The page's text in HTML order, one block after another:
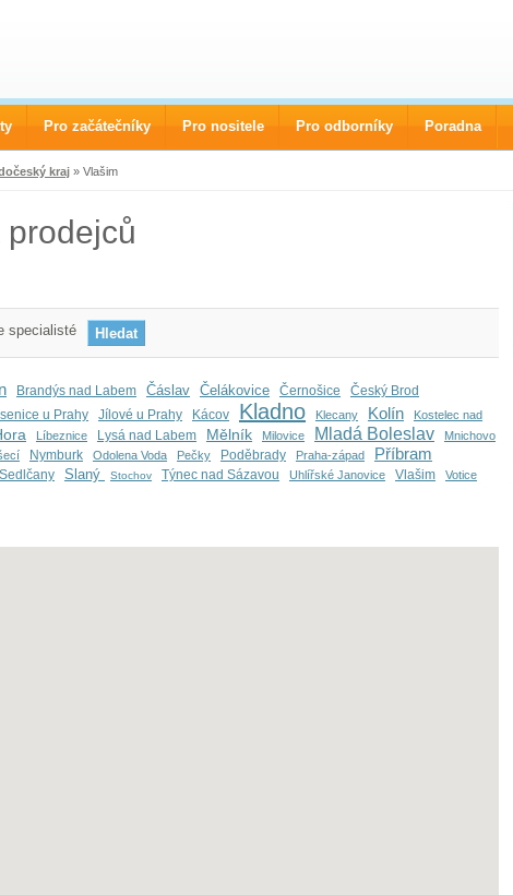
kraj » Vlašim
specialisté
Brandýs nad Labem Čáslav Čelákovice Černošice
Český Brod
u Prahy Jílové u Prahy Kácov Kladno Klecany Kolín
Kostelec nad
Líbeznice Lysá nad Labem Mělník Milovice Mladá Boleslav
Mnichovo
Nymburk Odolena Voda Pečky Poděbrady Praha-západ Příbram
Sedlčany Slaný Stochov Týnec nad Sázavou Uhlířské Janovice Vlašim
Votice
Pro začátečníky Pro nositele Pro odborníky Poradna